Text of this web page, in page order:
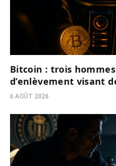
Bitcoin : trois
d’enlèvement visant
6 AOÛT 2026